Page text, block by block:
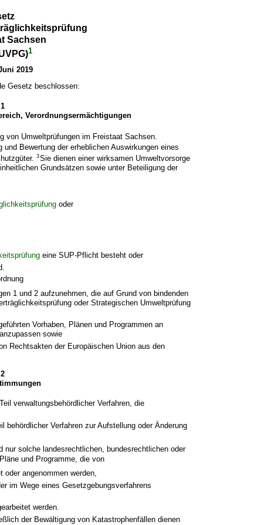
Sachsen
1
2019
Gesetz beschlossen:
Verordnungsermächtigungen
von Umweltprüfungen im Freistaat Sachsen.
Bewertung der erheblichen Auswirkungen eines
3Sie dienen einer wirksamen Umweltvorsorge
Grundsätzen sowie unter Beteiligung der
oder
eine SUP-Pflicht besteht oder
1 und 2 aufzunehmen, die auf Grund von bindenden
oder Strategischen Umweltprüfung
Vorhaben, Plänen und Programmen an
sowie
Rechtsakten der Europäischen Union aus den
verwaltungsbehördlicher Verfahren, die
behördlicher Verfahren zur Aufstellung oder Änderung
solche landesrechtlichen, bundesrechtlichen oder
und Programme, die von
angenommen werden,
im Wege eines Gesetzgebungsverfahrens
werden.
der Bewältigung von Katastrophenfällen dienen